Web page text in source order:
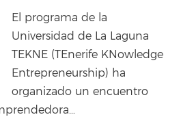
El programa de la
Universidad de La Laguna
TEKNE (TEnerife KNowledge
Entrepreneurship) ha
organizado un encuentro